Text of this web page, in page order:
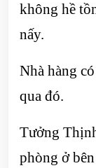
không hề
nấy.
Nhà hàng
qua đó.
Tưởng
phòng ở